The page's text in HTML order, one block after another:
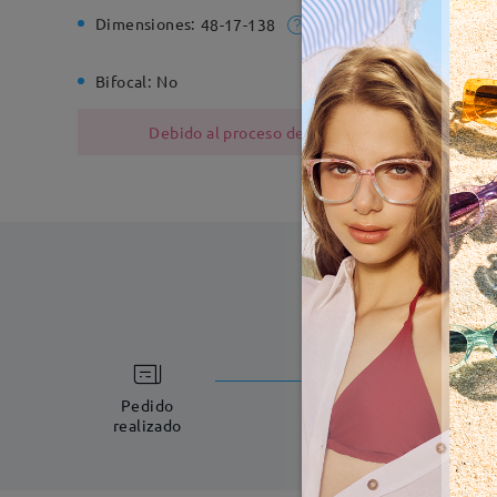
Dimensiones: 48-17-138 Ancho
Bifocal: No Bisagra
Debido al proceso de fabricación, las
Pedido
realizado
5-7 días